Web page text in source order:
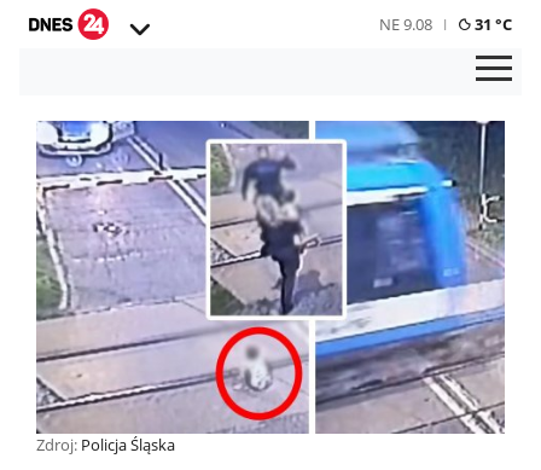
NE 9.08 31 °C
Zdroj: Policja Śląska